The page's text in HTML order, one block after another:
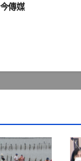
傳媒